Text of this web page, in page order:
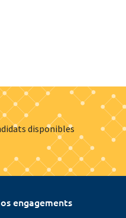
disponibles
engagements